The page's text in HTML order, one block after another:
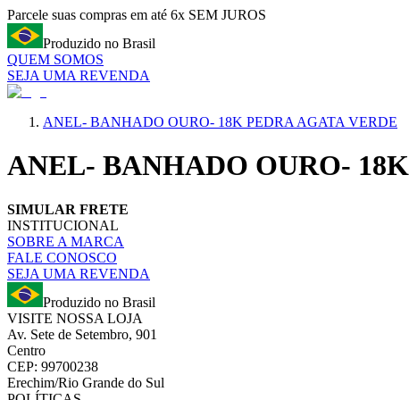
Parcele suas compras em até 6x SEM JUROS
Produzido no Brasil
QUEM SOMOS
SEJA UMA REVENDA
ANEL- BANHADO OURO- 18K PEDRA AGATA VERDE
ANEL- BANHADO OURO-
SIMULAR FRETE
INSTITUCIONAL
SOBRE A MARCA
FALE CONOSCO
SEJA UMA REVENDA
Produzido no Brasil
VISITE NOSSA LOJA
Av. Sete de Setembro, 901
Centro
CEP: 99700238
Erechim/Rio Grande do Sul